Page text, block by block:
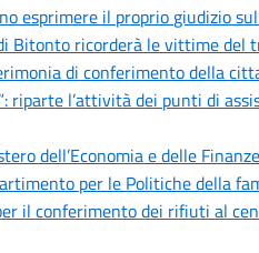
esprimere il proprio giudizio
Bitonto ricorderà le vittime
di conferimento della
riparte l’attività dei punti di
dell’Economia e delle
per le Politiche della
il conferimento dei rifiuti al